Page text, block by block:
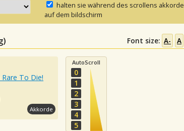
halten sie während des scrollens akkorde
auf dem bildschirm
Font size: A- A
To Die!
Akkorde
AutoScroll
0
1
2
3
4
5